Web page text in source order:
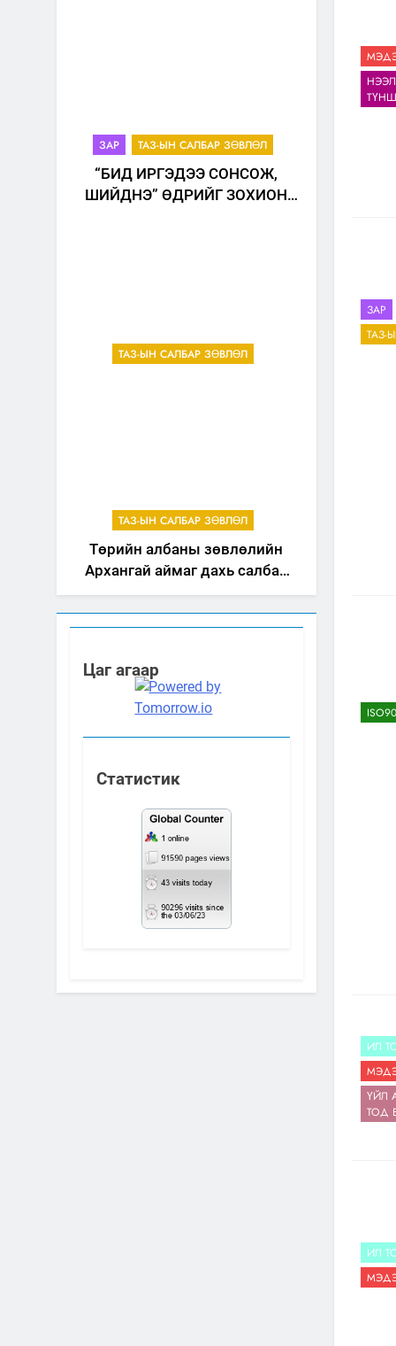
ЗАР ТАЗ-ЫН САЛБАР ЗӨВЛӨЛ
“БИД ИРГЭДЭЭ СОНСОЖ,
ШИЙДНЭ” ӨДРИЙГ ЗОХИОН
ТАЗ-ЫН САЛБАР ЗӨВЛӨЛ
ТАЗ-ЫН САЛБАР ЗӨВЛӨЛ
Төрийн албаны зөвлөлийн
Архангай аймаг дахь салбар
зөвлөлийн 2025 оны үйл
ажиллагааны жилийн
Цаг агаар
Статистик
ЗАР
ТАЗ-
ИЛ
ҮЙЛ
ТОД
ИЛ